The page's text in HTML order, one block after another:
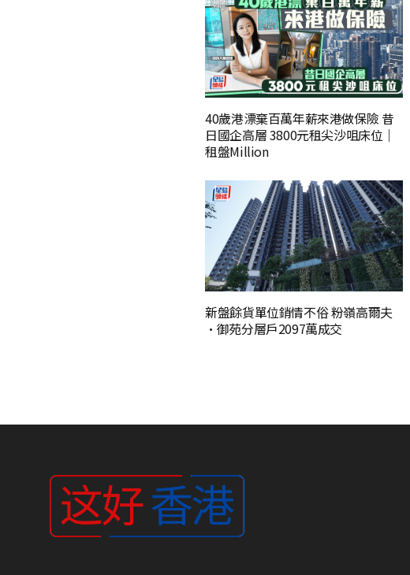
40歲港漂棄百萬年薪來港做保險 昔
日國企高層 3800元租尖沙咀床位｜
租盤Million
新盤餘貨單位銷情不俗 粉嶺高爾夫
·御苑分層戶2097萬成交